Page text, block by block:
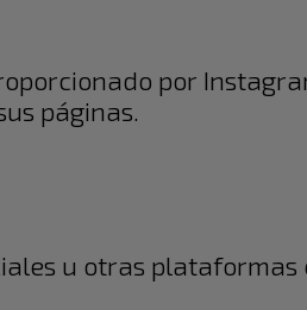
por
páginas.
u otras plataformas